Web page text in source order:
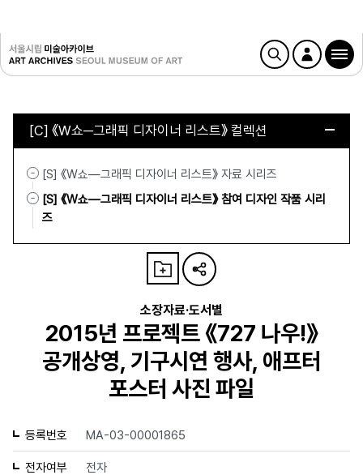
[C] 《W쇼─그래픽 디자이너 리스트》 컬렉션
[S] 《W쇼—그래픽 디자이너 리스트》 자료 시리즈
[S] 《W쇼—그래픽 디자이너 리스트》 참여 디자인 작품 시리
즈
소장자료·도서별
2015년 프로젝트 《727 나우!》
공개상영, 기구시연 행사, 애프터
포스터 사진 파일
등록번호 MA-03-00001865
전자여부 전자